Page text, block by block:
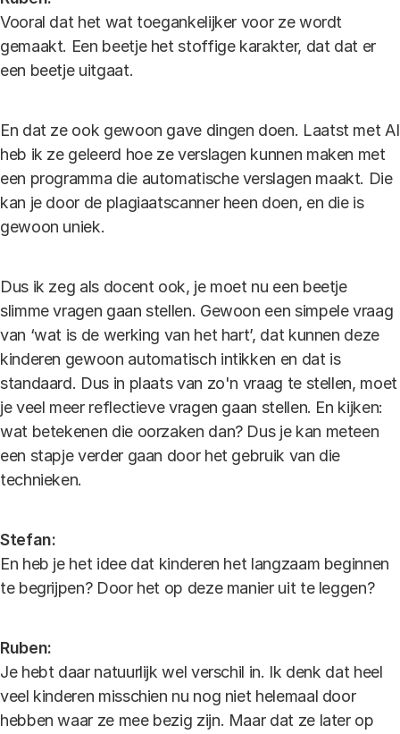
Vooral dat het wat toegankelijker voor ze wordt
gemaakt. Een beetje het stoffige karakter, dat dat er
een beetje uitgaat.
En dat ze ook gewoon gave dingen doen. Laatst met AI
heb ik ze geleerd hoe ze verslagen kunnen maken met
een programma die automatische verslagen maakt. Die
kan je door de plagiaatscanner heen doen, en die is
gewoon uniek.
Dus ik zeg als docent ook, je moet nu een beetje
slimme vragen gaan stellen. Gewoon een simpele vraag
van ‘wat is de werking van het hart’, dat kunnen deze
kinderen gewoon automatisch intikken en dat is
standaard. Dus in plaats van zo'n vraag te stellen, moet
je veel meer reflectieve vragen gaan stellen. En kijken:
wat betekenen die oorzaken dan? Dus je kan meteen
een stapje verder gaan door het gebruik van die
technieken.
Stefan:
En heb je het idee dat kinderen het langzaam beginnen
te begrijpen? Door het op deze manier uit te leggen?
Ruben:
Je hebt daar natuurlijk wel verschil in. Ik denk dat heel
veel kinderen misschien nu nog niet helemaal door
hebben waar ze mee bezig zijn. Maar dat ze later op